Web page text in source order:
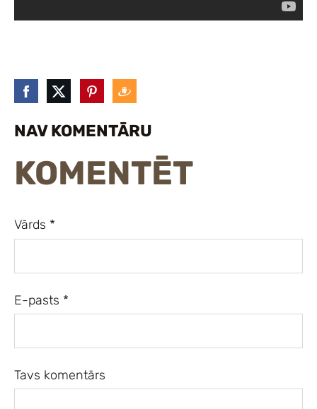
NAV KOMENTĀRU
KOMENTĒT
Vārds *
E-pasts *
Tavs komentārs